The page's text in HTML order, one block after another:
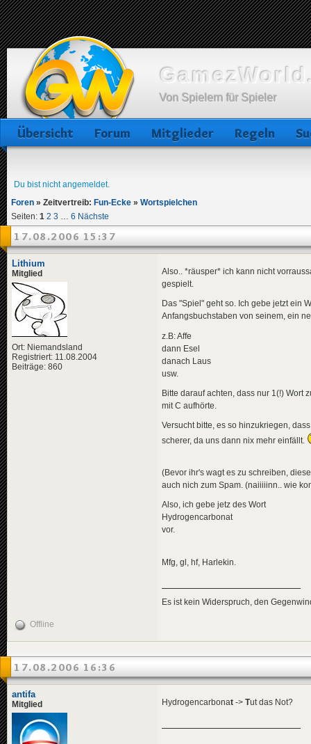
Von Spielern für Spieler
Übersicht Forum Mitglieder Regeln
Du bist nicht angemeldet.
Foren » Zeitvertreib: Fun-Ecke » Wortspielchen
Seiten: 1 2 3 … 6 Nächste
17.08.2006 15:37
Lithium
Mitglied
Ort: Niemandsland
Registriert: 11.08.2004
Beiträge: 860
Also.. *räusper* ich kann nicht
gespielt.
Das "Spiel" geht so. Ich gebe jetzt ein
Anfangsbuchstaben von seinem, ein
z.B: Affe
dann Esel
danach Laus
usw.
Bitte darauf achten, dass nur 1(!) Wort
mit C aufhörte.
Versucht bitte, es so hinzukriegen,
scherer, da uns dann nix mehr einfällt.
(Bevor ihr's wagt es zu schreiben,
auch nich zum Spam. (naiiiiinn.. wie
Also, ich gebe jetz des Wort
Hydrogencarbonat
vor.
Mfg, gl, hf, Harlekin.
Es ist kein Widerspruch, den
Offline
17.08.2006 16:36
antifa
Mitglied Hydrogencarbonat -> Tut das Not?